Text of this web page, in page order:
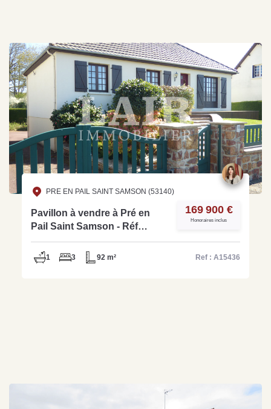
PRE EN PAIL SAINT SAMSON (53140)
Pavillon à vendre à Pré en
Pail Saint Samson - Réf
A15436
169 900 €
Honoraires inclus
1 3 92 m² Ref : A15436